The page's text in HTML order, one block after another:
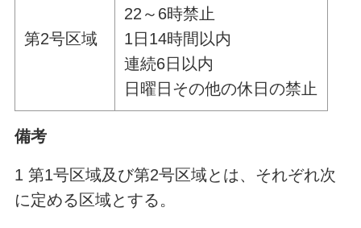
第2号区域
22～6時禁止
1日14時間以内
連続6日以内
日曜日その他の休日の禁止
備考
1 第1号区域及び第2号区域とは、それぞれ次
に定める区域とする。